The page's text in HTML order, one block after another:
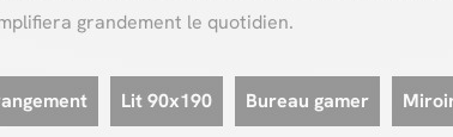
grandement le quotidien.
Lit 90x190 Bureau gamer